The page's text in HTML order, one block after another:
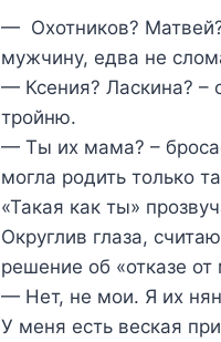
— Охотников?
мужчину, едва не
— Ксения? Ласкина?
тройню.
— Ты их мама? –
могла родить только
«Такая как ты»
Округлив глаза,
решение об «отказе от
— Нет, не мои. Я их
У меня есть веская